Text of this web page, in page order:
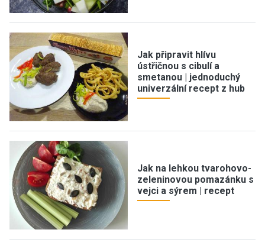
Jak připravit hlívu
ústřičnou s cibulí a
smetanou | jednoduchý
univerzální recept z hub
Jak na lehkou tvarohovo-
zeleninovou pomazánku s
vejci a sýrem | recept